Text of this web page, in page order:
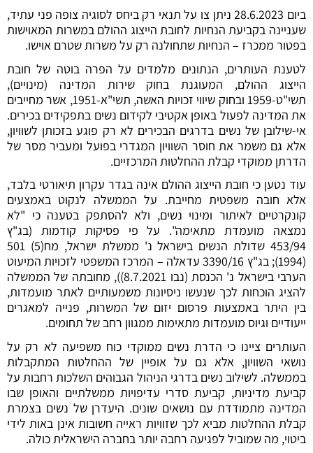
ביום 28.6.2023 ניתן צו על תנאי רק ביחס לסוגיה צופה פני עתיד,
שעניינה בקביעת הנחיות לחובת הייצוג ההולם במשרות המאוישות
בפטור ממכרז – הנחיות שתחולנה רק על משרות שטרם אוישו.
לטענת העותרים, הנתונים מלמדים על הפרה בוטה של חובת
הייצוג ההולם, המעוגנת בחוק שירות המדינה (מינויים),
תשי"ט-1959 ובחוק שיווי זכויות האשה, תשי"א-1951, אשר מחייבים
את המדינה לפעול באופן אקטיבי לקידום נשים בתפקידים בכירים.
אי-שילובן של נשים בדרגים הבכירים לא רק פוגע בזכותן לשוויון,
אלא גם משמר את חוסר השוויון המגדרי בפועל ומעביר מסר של
הדרתן ממוקדי קבלת ההחלטות המרכזיים.
עוד נטען כי חובת הייצוג ההולם אינה בגדר עקרון תיאורטי בלבד,
אלא חובה משפטית מחייבת. על הממשלה לנקוט באמצעים
קונקרטיים לאיתור ומינוי נשים, ולא להסתפק בטענה כי "לא
נמצאה מועמדת מתאימה". על פי פסיקות קודמות (בג"ץ
453/94 שדולת הנשים בישראל נ' ממשלת ישראל, מח(5) 501
(1994)‏‏; בג"ץ 3390/16 עדאלה – המרכז המשפטי לזכויות המיעוט
הערבי בישראל נ' הכנסת (נבו 8.7.2021)‏‏), מחובתה של הממשלה
להציג הוכחות לכך שנעשו ניסיונות משמעותיים לאתר מועמדות,
בין היתר באמצעות פרסום יזום של המשרות, פנייה למאגרים
ייעודיים וגיוס מועמדות מתאימות ממגוון רחב של תחומים.
העותרים ציינו כי הדרת נשים ממוקדי כוח משפיעה לא רק על
נושאי השוויון, אלא גם על אופיין של ההחלטות המתקבלות
בממשלה. לשילוב נשים בדרגי הניהול הגבוהים השלכות רחבות על
קביעת מדיניות, קביעת סדרי עדיפויות ממשלתיים והאופן שבו
המדינה מתמודדת עם נושאים שונים. היעדרן של נשים בצמרת
קבלת ההחלטות מביא לכך שזוויות ראייה חשובות אינן באות לידי
ביטוי, מה שמוביל לפגיעה רחבה יותר בחברה הישראלית כולה.